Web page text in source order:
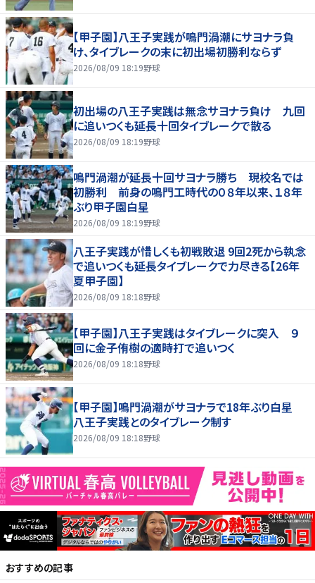
【甲子園】八王子実践が鳴門渦潮にサヨナラ負
け、タイブレークの末に初出場初勝利ならず
2026/08/09 18:19野球
初出場の八王子実践は無念サヨナラ負け 九回
に追いつくも延長十回タイブレークで散る
2026/08/09 18:19野球
鳴門渦潮が延長十回サヨナラ勝ち 現校名では
初勝利 前身の鳴門工時代の０８年以来、１８年
ぶり甲子園白星
2026/08/09 18:19野球
八王子実践が惜しくも初戦敗退 9回2死から執念
で追いつくも延長タイブレークで力尽きる【26年
夏甲子園】
2026/08/09 18:18野球
【甲子園】八王子実践はタイブレークに突入 ９
回に金子侑樹の適時打で追いつく
2026/08/09 18:18野球
【甲子園】鳴門渦潮がサヨナラで18年ぶり白星
八王子実践とのタイブレーク制す
2026/08/09 18:18野球
おすすめの記事